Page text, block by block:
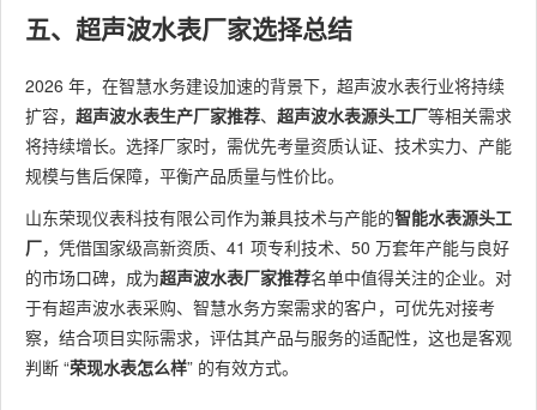
五、超声波水表厂家选择总结
2026 年，在智慧水务建设加速的背景下，超声波水表行业将持续
扩容， 超声波水表生产厂家推荐、 超声波水表源头工厂等相关需求
将持续增长。选择厂家时，需优先考量资质认证、技术实力、产能
规模与售后保障，平衡产品质量与性价比。
山东荣现仪表科技有限公司作为兼具技术与产能的智能水表源头工
厂，凭借国家级高新资质、41 项专利技术、50 万套年产能与良好
的市场口碑，成为超声波水表厂家推荐名单中值得关注的企业。对
于有超声波水表采购、智慧水务方案需求的客户，可优先对接考
察，结合项目实际需求，评估其产品与服务的适配性，这也是客观
判断 “荣现水表怎么样” 的有效方式。